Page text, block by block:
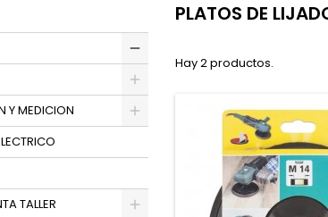
Y MEDICION
TALLER
PLATOS DE
Hay 2 productos.